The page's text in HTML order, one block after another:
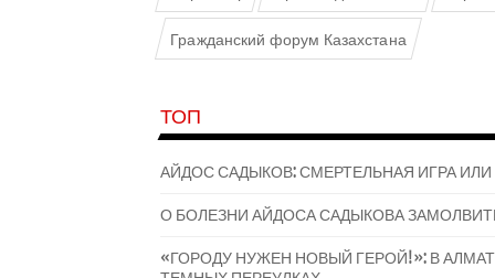
Гражданский форум Казахстана
ТОП
АЙДОС САДЫКОВ: СМЕРТЕЛЬНАЯ ИГРА
О БОЛЕЗНИ АЙДОСА САДЫКОВА
«ГОРОДУ НУЖЕН НОВЫЙ ГЕРОЙ!»: В